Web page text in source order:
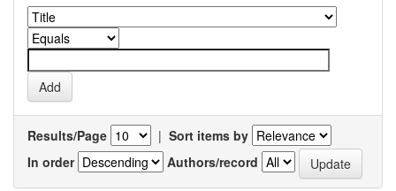
Results/Page | Sort items by
In order
Authors/record